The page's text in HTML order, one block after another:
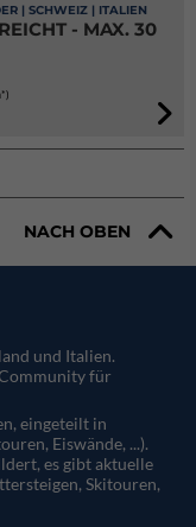
| SCHWEIZ | ITALIEN
- MAX. 30
NACH OBEN
und Italien.
für
eingeteilt in
Eiswände, ...).
es gibt aktuelle
Skitouren,